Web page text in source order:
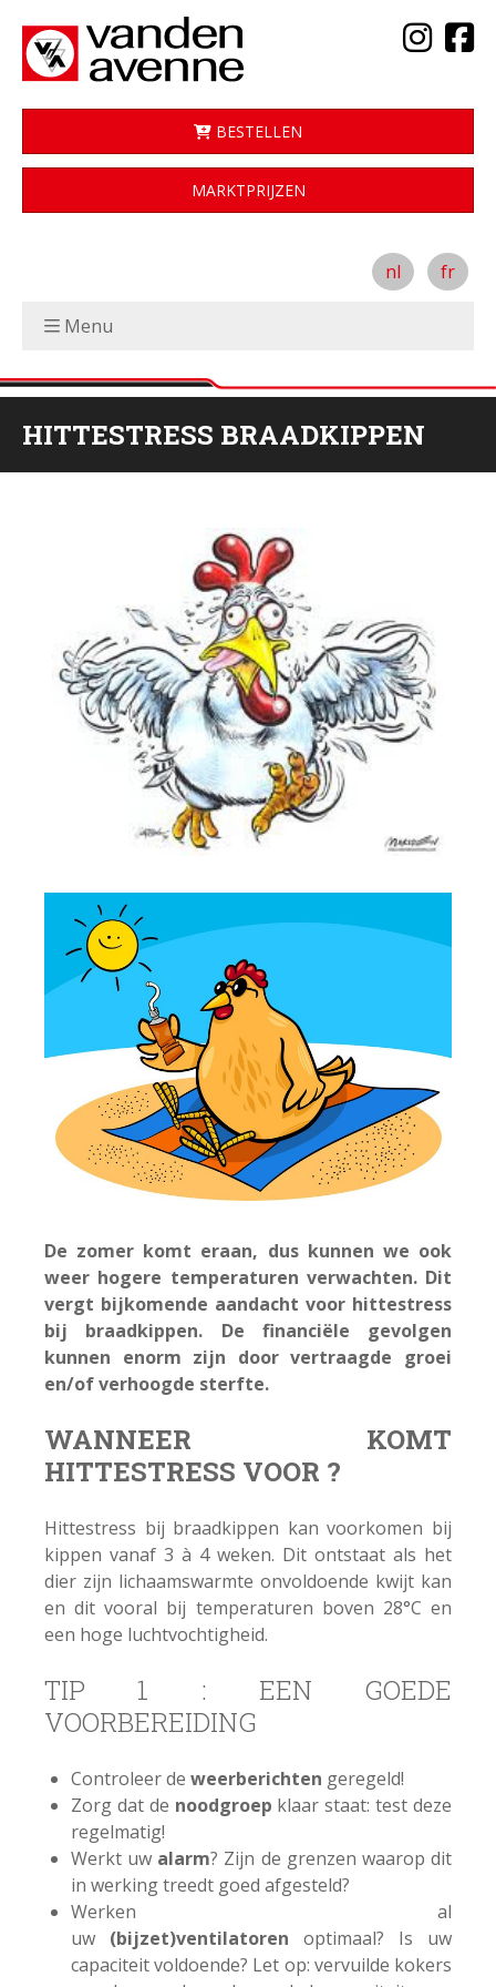
BESTELLEN
MARKTPRIJZEN
nl fr
Menu
HITTESTRESS BRAADKIPPEN
De zomer komt eraan, dus kunnen we ook
weer hogere temperaturen verwachten. Dit
vergt bijkomende aandacht voor hittestress
bij braadkippen. De financiële gevolgen
kunnen enorm zijn door vertraagde groei
en/of verhoogde sterfte.
WANNEER KOMT
HITTESTRESS VOOR ?
Hittestress bij braadkippen kan voorkomen bij
kippen vanaf 3 à 4 weken. Dit ontstaat als het
dier zijn lichaamswarmte onvoldoende kwijt kan
en dit vooral bij temperaturen boven 28°C en
een hoge luchtvochtigheid.
TIP 1 : EEN GOEDE
VOORBEREIDING
Controleer de weerberichten geregeld!
Zorg dat de noodgroep klaar staat: test deze
regelmatig!
Werkt uw alarm? Zijn de grenzen waarop dit
in werking treedt goed afgesteld?
Werken al
uw (bijzet)ventilatoren optimaal? Is uw
capaciteit voldoende? Let op: vervuilde kokers